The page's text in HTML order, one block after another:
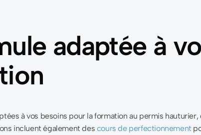
adaptée à
à vos besoins pour la formation au permis
incluent également des cours de perfectionnement